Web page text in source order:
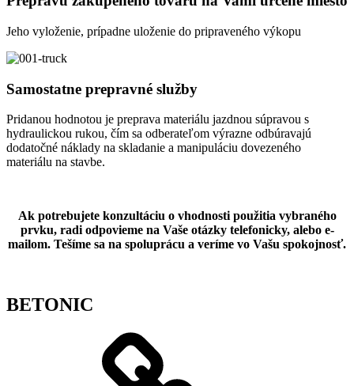
Jeho vyloženie, prípadne uloženie do pripraveného výkopu
Samostatne prepravné služby
Pridanou hodnotou je preprava materiálu jazdnou súpravou s
hydraulickou rukou, čím sa odberateľom výrazne odbúravajú
dodatočné náklady na skladanie a manipuláciu dovezeného
materiálu na stavbe.
Ak potrebujete konzultáciu o vhodnosti použitia vybraného
prvku, radi odpovieme na Vaše otázky telefonicky, alebo e-
mailom. Tešíme sa na spoluprácu a veríme vo Vašu spokojnosť.
BETONIC